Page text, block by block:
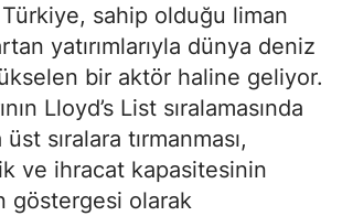
sahip olduğu liman
yatırımlarıyla dünya deniz
bir aktör haline geliyor.
Lloyd’s List sıralamasında
sıralara tırmanması,
ve ihracat kapasitesinin
göstergesi olarak